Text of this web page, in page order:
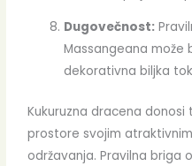
Dugovečnost:
Massangeana
dekorativna biljka
Kukuruzna dracena
prostore svojim
održavanja. Pravilna briga